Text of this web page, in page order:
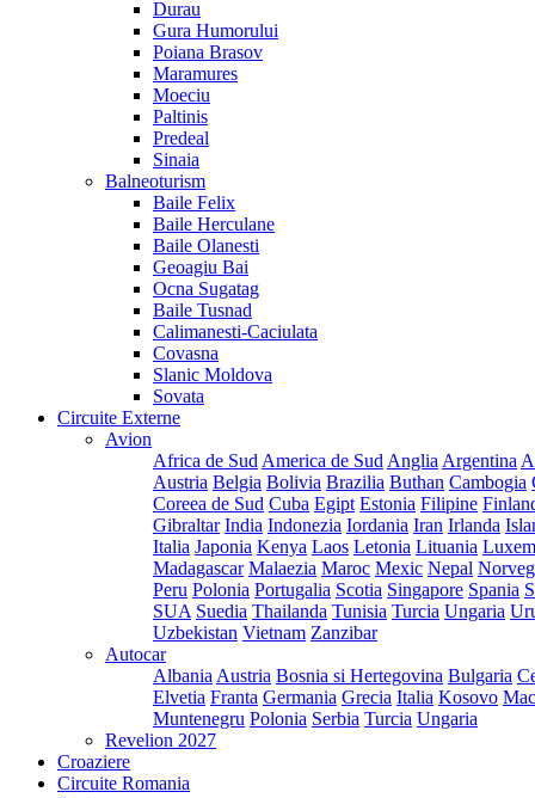
Durau
Gura Humorului
Poiana Brasov
Maramures
Moeciu
Paltinis
Predeal
Sinaia
Balneoturism
Baile Felix
Baile Herculane
Baile Olanesti
Geoagiu Bai
Ocna Sugatag
Baile Tusnad
Calimanesti-Caciulata
Covasna
Slanic Moldova
Sovata
Circuite Externe
Avion
Africa de Sud America de Sud Anglia Argentina
Austria Belgia Bolivia Brazilia Buthan Cambogia
Coreea de Sud Cuba Egipt Estonia Filipine
Gibraltar India Indonezia Iordania Iran Irlanda
Italia Japonia Kenya Laos Letonia Lituania
Madagascar Malaezia Maroc Mexic Nepal
Peru Polonia Portugalia Scotia Singapore Spania
SUA Suedia Thailanda Tunisia Turcia Ungaria
Uzbekistan Vietnam Zanzibar
Autocar
Albania Austria Bosnia si Hertegovina Bulgaria
Elvetia Franta Germania Grecia Italia Kosovo
Muntenegru Polonia Serbia Turcia Ungaria
Revelion 2027
Croaziere
Circuite Romania